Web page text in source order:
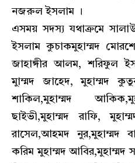
নজরুল ইসলাম ।
এসময় সদস্য যথাক্রমে
ইসলাম কুচাকমুহাম্মদ
জাহাঙ্গীর আলম, শরিফুল
মুাম্মদ জাহেদ, মুহাম্মদ
শাকিল,মুহাম্মদ
ছাইভী,মুহাম্মদ রাফি,
রাসেল,আহমদ নুর,মুহাম্মদ
করিম মুহাম্মদ আবির,মুহাম্মদ